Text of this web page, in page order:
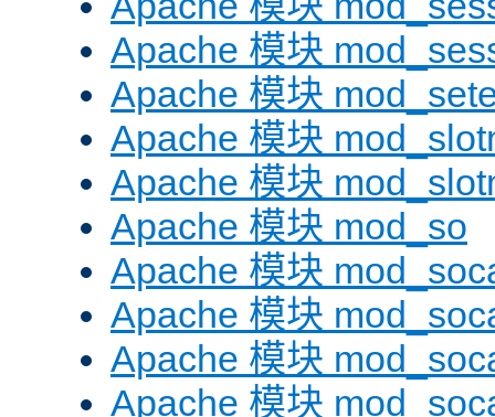
Apache 模块
Apache 模块
Apache 模块
Apache 模块
Apache 模块 mod_so
Apache 模块
Apache 模块
Apache 模块
Apache 模块